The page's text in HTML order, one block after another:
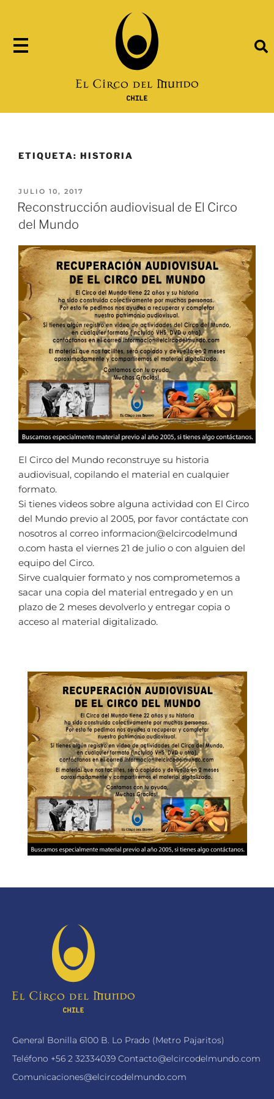
ETIQUETA: HISTORIA
JULIO 10, 2017
Reconstrucción audiovisual de El Circo
del Mundo
El Circo del Mundo reconstruye su historia
audiovisual, copilando el material en cualquier
formato.
Si tienes videos sobre alguna actividad con El Circo
del Mundo previo al 2005, por favor contáctate con
nosotros al correo informacion@elcircodelmund
o.com hasta el viernes 21 de julio o con alguien del
equipo del Circo.
Sirve cualquier formato y nos comprometemos a
sacar una copia del material entregado y en un
plazo de 2 meses devolverlo y entregar copia o
acceso al material digitalizado.
General Bonilla 6100 B. Lo Prado (Metro Pajaritos)
Teléfono +56 2 32334039 Contacto@elcircodelmundo.com
Comunicaciones@elcircodelmundo.com